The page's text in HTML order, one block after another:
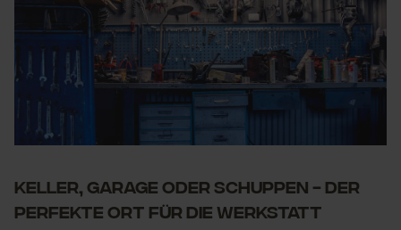
Keller, Garage oder Schuppen - Der
perfekte Ort für die Werkstatt